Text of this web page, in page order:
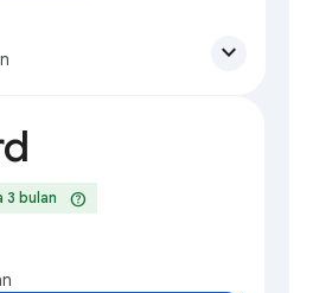
expand_more
3 bulan help